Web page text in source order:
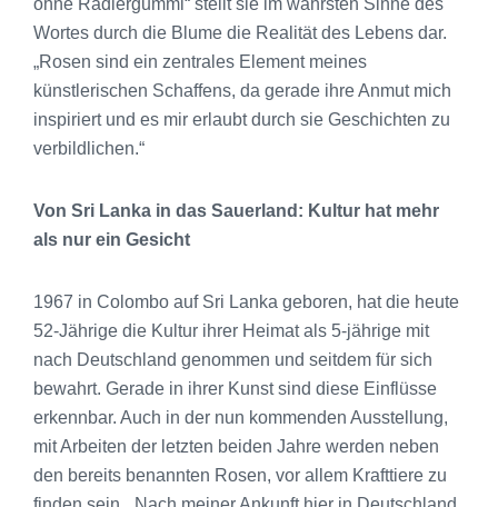
ohne Radiergummi“ stellt sie im wahrsten Sinne des
Wortes durch die Blume die Realität des Lebens dar.
„Rosen sind ein zentrales Element meines
künstlerischen Schaffens, da gerade ihre Anmut mich
inspiriert und es mir erlaubt durch sie Geschichten zu
verbildlichen.“
Von Sri Lanka in das Sauerland: Kultur hat mehr
als nur ein Gesicht
1967 in Colombo auf Sri Lanka geboren, hat die heute
52-Jährige die Kultur ihrer Heimat als 5-jährige mit
nach Deutschland genommen und seitdem für sich
bewahrt. Gerade in ihrer Kunst sind diese Einflüsse
erkennbar. Auch in der nun kommenden Ausstellung,
mit Arbeiten der letzten beiden Jahre werden neben
den bereits benannten Rosen, vor allem Krafttiere zu